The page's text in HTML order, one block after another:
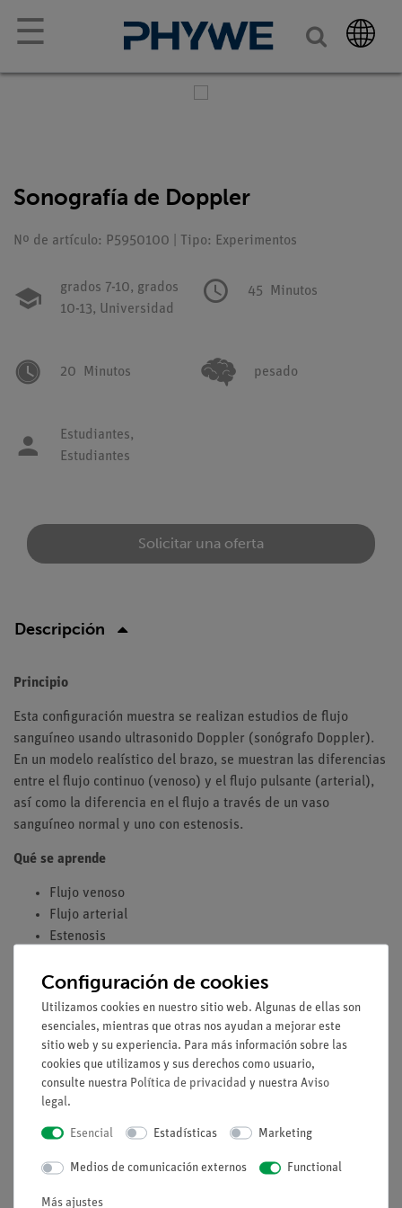
☰
Sonografía de Doppler
Nº de artículo: P5950100 | Tipo: Experimentos
grados 7-10, grados
10-13, Universidad
45 Minutos
20 Minutos pesado
Estudiantes,
Estudiantes
Solicitar una oferta
Descripción
Principio
Esta configuración muestra se realizan estudios de flujo
sanguíneo usando ultrasonido Doppler (sonógrafo Doppler).
En un modelo realístico del brazo, se muestran las diferencias
entre el flujo continuo (venoso) y el flujo pulsante (arterial),
así como la diferencia en el flujo a través de un vaso
sanguíneo normal y uno con estenosis.
Qué se aprende
Flujo venoso
Flujo arterial
Estenosis
Desplazamiento de frecuencia
Efecto Doppler
Ángulo Doppler
Sonografía Doppler
Color Doppler
Ecuación de continuidad
Configuración de cookies
Utilizamos cookies en nuestro sitio web. Algunas de ellas son
esenciales, mientras que otras nos ayudan a mejorar este
sitio web y su experiencia. Para más información sobre las
cookies que utilizamos y sus derechos como usuario,
consulte nuestra Política de privacidad y nuestra Aviso
legal.
Esencial Estadísticas Marketing
Medios de comunicación externos Functional
Más ajustes